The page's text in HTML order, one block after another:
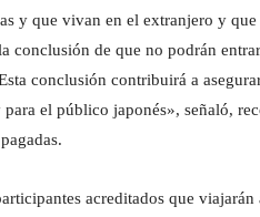
y que vivan en el extranjero y
conclusión de que no podrán
conclusión contribuirá a
el público japonés», señaló,
acreditados que